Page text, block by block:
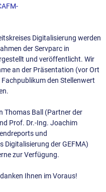
Digitalisierung werden
der Servparc in
und veröffentlicht. Wir
an der Präsentation (vor Ort
den Stellenwert
Thomas Ball (Partner der
Prof. Dr.-Ing. Joachim
und
Digitalisierung der GEFMA)
zur Verfügung.
Ihnen im Voraus!